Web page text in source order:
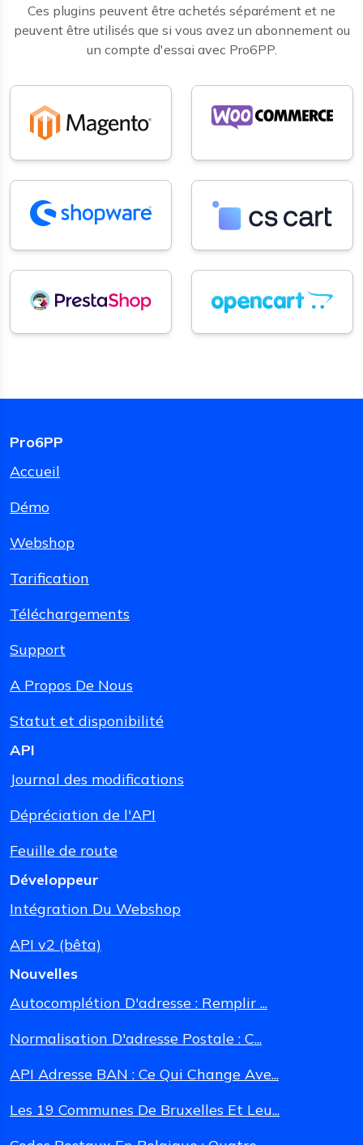
Ces plugins peuvent être achetés séparément et ne
peuvent être utilisés que si vous avez un abonnement ou
un compte d'essai avec Pro6PP.
Pro6PP
Accueil
Démo
Webshop
Tarification
Téléchargements
Support
A Propos De Nous
Statut et disponibilité
API
Journal des modifications
Dépréciation de l'API
Feuille de route
Développeur
Intégration Du Webshop
API v2 (bêta)
Nouvelles
Autocomplétion D'adresse : Remplir ...
Normalisation D'adresse Postale : C...
API Adresse BAN : Ce Qui Change Ave...
Les 19 Communes De Bruxelles Et Leu...